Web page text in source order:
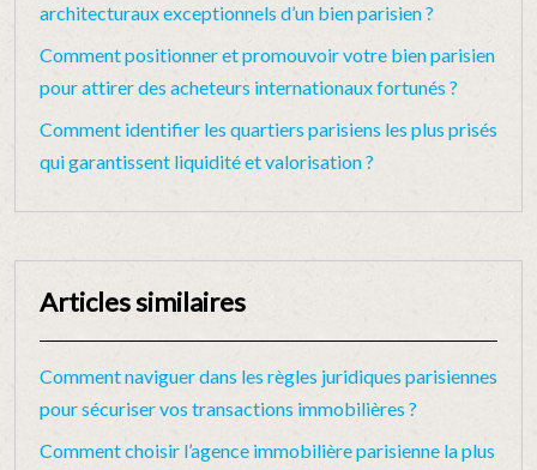
architecturaux exceptionnels d’un bien parisien ?
Comment positionner et promouvoir votre bien parisien
pour attirer des acheteurs internationaux fortunés ?
Comment identifier les quartiers parisiens les plus prisés
qui garantissent liquidité et valorisation ?
Articles similaires
Comment naviguer dans les règles juridiques parisiennes
pour sécuriser vos transactions immobilières ?
Comment choisir l’agence immobilière parisienne la plus